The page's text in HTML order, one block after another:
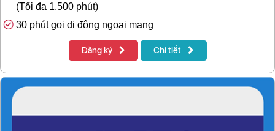
(Tối đa 1.500 phút)
30 phút gọi di động ngoại mạng
Đăng ký Chi tiết